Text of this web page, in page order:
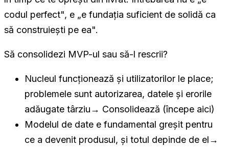
codul perfect", e „e fundația suficient de solidă ca
să construiești pe ea".
Să consolidezi MVP-ul sau să-l rescrii?
Nucleul funcționează și utilizatorilor le place;
problemele sunt autorizarea, datele și erorile
adăugate târziu→ Consolidează (începe aici)
Modelul de date e fundamental greșit pentru
ce a devenit produsul, și totul depinde de el→